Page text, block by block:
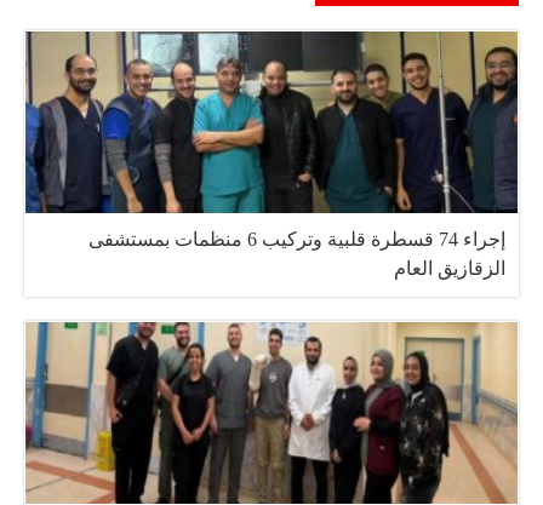
إجراء 74 قسطرة قلبية وتركيب 6 منظمات بمستشفى
الزقازيق العام